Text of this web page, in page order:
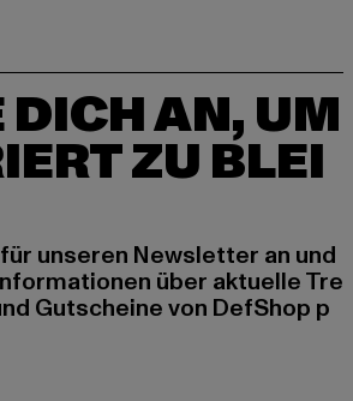
DICH AN, UM
ZU BLEI
unseren Newsletter an und
über aktuelle Tre
Gutscheine von DefShop p